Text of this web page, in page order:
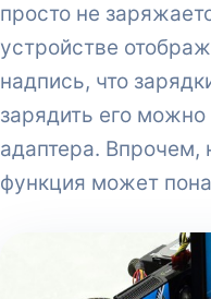
просто не
устройстве
надпись, что
зарядить его
адаптера. Впрочем,
функция может